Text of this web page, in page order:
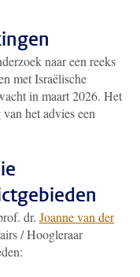
naar een reeks
met Israëlische
in maart 2026. Het
het advies een
dr. Joanne van der
/ Hoogleraar